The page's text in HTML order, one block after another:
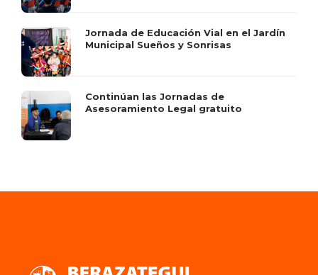
Jornada de Educación Vial en el Jardín
Municipal Sueños y Sonrisas
Continúan las Jornadas de
Asesoramiento Legal gratuito